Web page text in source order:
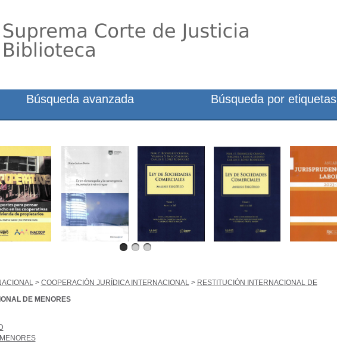
> COOPERACIÓN JURÍDICA INTERNACIONAL> RESTITUCIÓN INTERNACIONAL DE
DE MENORES
Búsqueda avanzada Búsqueda por etiquetas